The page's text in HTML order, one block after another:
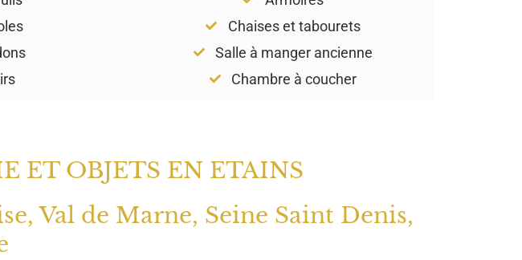
Chaises et tabourets
Salle à manger ancienne
Chambre à coucher
ET OBJETS EN ETAINS
Val de Marne, Seine Saint Denis,